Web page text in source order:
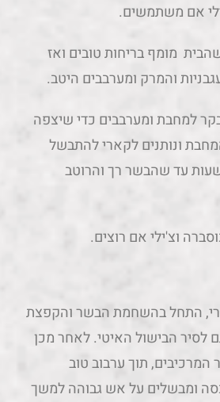
אם משתמשים.
מומף בריחות טובים ואז
והמרק ומערבבים היטב.
למחבת ומערבבים כדי שיצפה
ונותנים לקארי להתבשל
במשך 1-2 שעות עד שהבשר רך והרוטב
וצ'ילי אם רוצים.
התחל בהשחמת הבשר והקפצת
לסיר הבישול האיטי. לאחר מכן
תוך ערבוב טוב
ומבשלים על אש גבוהה למשך